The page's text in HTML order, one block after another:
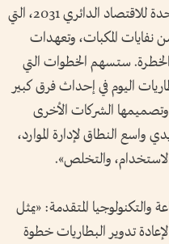
تلتزم سياسة دولة الإمارات العربية المتحدة للاقتصاد الدائري 2031، التي
في عام 2021، بتحويل 75% من نفايات المكبات، وتعهدات
ستسهم الخطوات التي
اليوم في إحداث فرق كبير
وتصميمها الشركات الأخرى
النطاق لإدارة الموارد،
والتخلص».
المتقدمة: «يمثل
تدوير البطاريات خطوة